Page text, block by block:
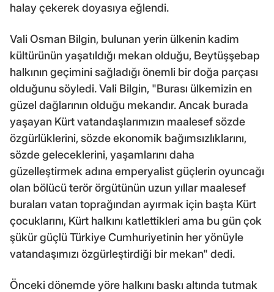
halay çekerek doyasıya eğlendi.
Vali Osman Bilgin, bulunan yerin ülkenin kadim
kültürünün yaşatıldığı mekan olduğu, Beytüşşebap
halkının geçimini sağladığı önemli bir doğa parçası
olduğunu söyledi. Vali Bilgin, "Burası ülkemizin en
güzel dağlarının olduğu mekandır. Ancak burada
yaşayan Kürt vatandaşlarımızın maalesef sözde
özgürlüklerini, sözde ekonomik bağımsızlıklarını,
sözde geleceklerini, yaşamlarını daha
güzelleştirmek adına emperyalist güçlerin oyuncağı
olan bölücü terör örgütünün uzun yıllar maalesef
buraları vatan toprağından ayırmak için başta Kürt
çocuklarını, Kürt halkını katlettikleri ama bu gün çok
şükür güçlü Türkiye Cumhuriyetinin her yönüyle
vatandaşımızı özgürleştirdiği bir mekan" dedi.
Önceki dönemde yöre halkını baskı altında tutmak